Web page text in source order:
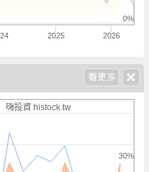
2025 2026
0%
嗨投資 histock.tw
30%